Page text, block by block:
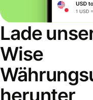
Lade
Wise
herunter